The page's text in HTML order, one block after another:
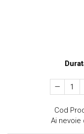
Cod
Ai nevoie